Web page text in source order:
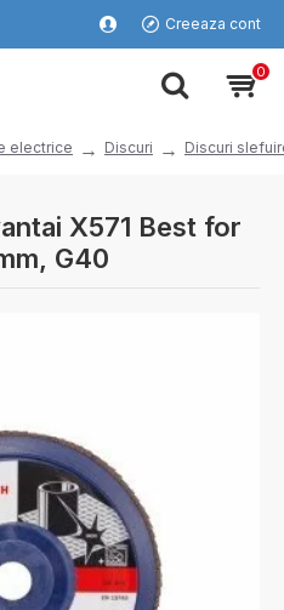
Creeaza cont
0
electrice Discuri Discuri
X571 Best for
G40